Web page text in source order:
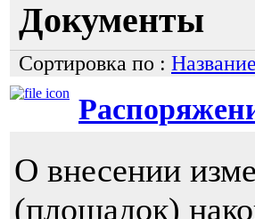
Документы
Сортировка по : Название
О внесении
(площадок)